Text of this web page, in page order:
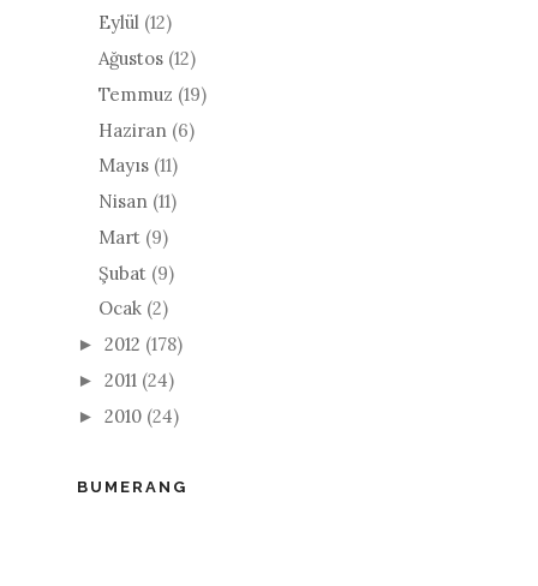
Eylül (12)
Ağustos (12)
Temmuz (19)
Haziran (6)
Mayıs (11)
Nisan (11)
Mart (9)
Şubat (9)
Ocak (2)
► 2012 (178)
► 2011 (24)
► 2010 (24)
BUMERANG